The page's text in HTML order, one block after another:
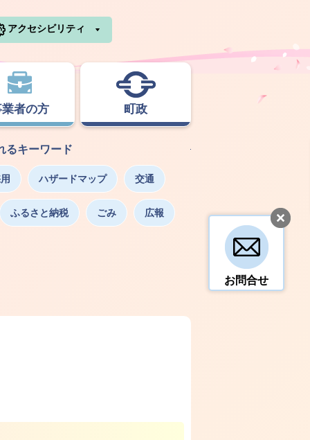
アクセシビリティ
者の方 町政
るキーワード
ハザードマップ 交通
ふるさと納税 ごみ 広報
お問合せ